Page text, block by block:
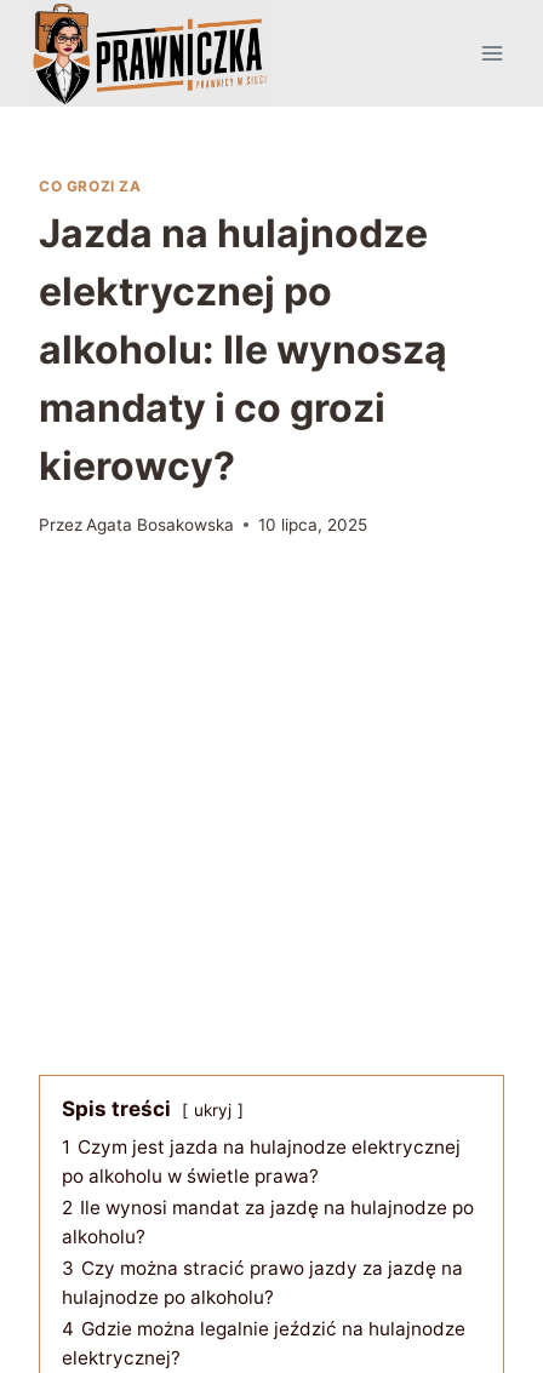
Przejdź
treści
CO GROZI ZA
Jazda na hulajnodze
elektrycznej po
alkoholu: Ile wynoszą
mandaty i co grozi
kierowcy?
PrzezAgata Bosakowska 10 lipca, 2025
Spis treści ukryj
1 Czym jest jazda na hulajnodze elektrycznej
po alkoholu w świetle prawa?
2 Ile wynosi mandat za jazdę na hulajnodze po
alkoholu?
3 Czy można stracić prawo jazdy za jazdę na
hulajnodze po alkoholu?
4 Gdzie można legalnie jeździć na hulajnodze
elektrycznej?